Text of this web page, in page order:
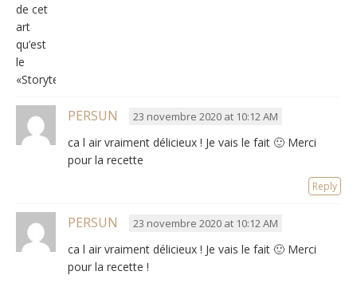
de cet
art
qu’est
le
«Storytelling»
PERSUN 23 novembre 2020 at 10:12 AM
ca l air vraiment délicieux ! Je vais le fait 🙂 Merci
pour la recette
Reply
PERSUN 23 novembre 2020 at 10:12 AM
ca l air vraiment délicieux ! Je vais le fait 🙂 Merci
pour la recette !